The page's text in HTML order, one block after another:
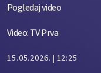
Pogledaj video
Video: TV Prva
15.05.2026. 12:25